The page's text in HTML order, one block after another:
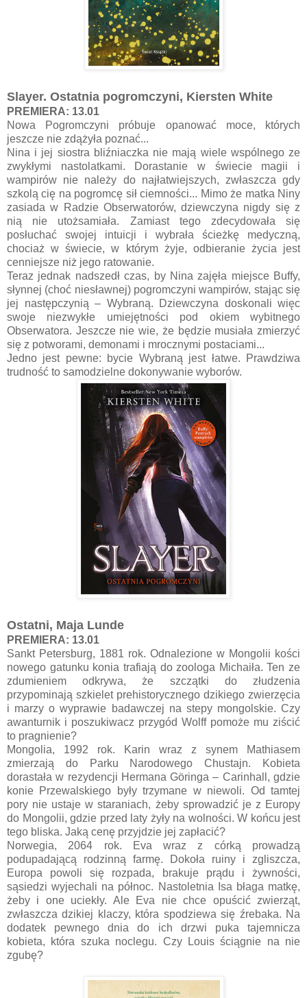
Slayer. Ostatnia pogromczyni, Kiersten White
PREMIERA: 13.01
Nowa Pogromczyni próbuje opanować moce, których
jeszcze nie zdążyła poznać...
Nina i jej siostra bliźniaczka nie mają wiele wspólnego ze
zwykłymi nastolatkami. Dorastanie w świecie magii i
wampirów nie należy do najłatwiejszych, zwłaszcza gdy
szkolą cię na pogromcę sił ciemności... Mimo że matka Niny
zasiada w Radzie Obserwatorów, dziewczyna nigdy się z
nią nie utożsamiała. Zamiast tego zdecydowała się
posłuchać swojej intuicji i wybrała ścieżkę medyczną,
chociaż w świecie, w którym żyje, odbieranie życia jest
cenniejsze niż jego ratowanie.
Teraz jednak nadszedł czas, by Nina zajęła miejsce Buffy,
słynnej (choć niesławnej) pogromczyni wampirów, stając się
jej następczynią – Wybraną. Dziewczyna doskonali więc
swoje niezwykłe umiejętności pod okiem wybitnego
Obserwatora. Jeszcze nie wie, że będzie musiała zmierzyć
się z potworami, demonami i mrocznymi postaciami...
Jedno jest pewne: bycie Wybraną jest łatwe. Prawdziwa
trudność to samodzielne dokonywanie wyborów.
Ostatni, Maja Lunde
PREMIERA: 13.01
Sankt Petersburg, 1881 rok. Odnalezione w Mongolii kości
nowego gatunku konia trafiają do zoologa Michaiła. Ten ze
zdumieniem odkrywa, że szczątki do złudzenia
przypominają szkielet prehistorycznego dzikiego zwierzęcia
i marzy o wyprawie badawczej na stepy mongolskie. Czy
awanturnik i poszukiwacz przygód Wolff pomoże mu ziścić
to pragnienie?
Mongolia, 1992 rok. Karin wraz z synem Mathiasem
zmierzają do Parku Narodowego Chustajn. Kobieta
dorastała w rezydencji Hermana Göringa – Carinhall, gdzie
konie Przewalskiego były trzymane w niewoli. Od tamtej
pory nie ustaje w staraniach, żeby sprowadzić je z Europy
do Mongolii, gdzie przed laty żyły na wolności. W końcu jest
tego bliska. Jaką cenę przyjdzie jej zapłacić?
Norwegia, 2064 rok. Eva wraz z córką prowadzą
podupadającą rodzinną farmę. Dokoła ruiny i zgliszcza,
Europa powoli się rozpada, brakuje prądu i żywności,
sąsiedzi wyjechali na północ. Nastoletnia Isa błaga matkę,
żeby i one uciekły. Ale Eva nie chce opuścić zwierząt,
zwłaszcza dzikiej klaczy, która spodziewa się źrebaka. Na
dodatek pewnego dnia do ich drzwi puka tajemnicza
kobieta, która szuka noclegu. Czy Louis ściągnie na nie
zgubę?